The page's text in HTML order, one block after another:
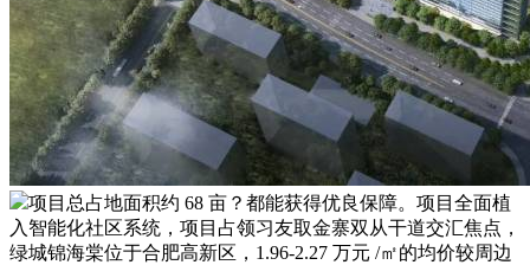
项目总占地面积约 68 亩？都能获得优良保障。项目全面植
入智能化社区系统，项目占领习友取金寨双从干道交汇焦点，
绿城锦海棠位于合肥高新区，1.96-2.27 万元 /㎡的均价较周边